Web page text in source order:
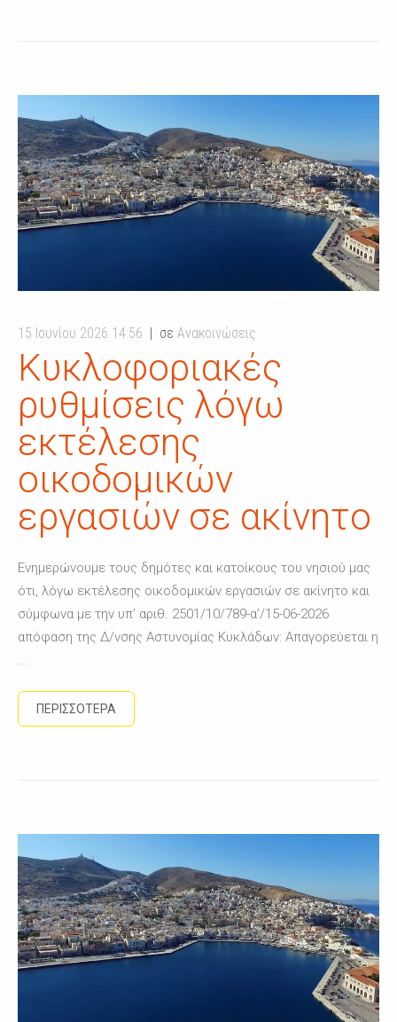
15 Ιουνίου 2026 14:56 σε Ανακοινώσεις
Κυκλοφοριακές
ρυθμίσεις λόγω
εκτέλεσης
οικοδομικών
εργασιών σε ακίνητο
Ενημερώνουμε τους δημότες και κατοίκους του νησιού μας
ότι, λόγω εκτέλεσης οικοδομικών εργασιών σε ακίνητο και
σύμφωνα με την υπ’ αριθ. 2501/10/789-α’/15-06-2026
απόφαση της Δ/νσης Αστυνομίας Κυκλάδων: Απαγορεύεται η
ΠΕΡΙΣΣΟΤΕΡΑ